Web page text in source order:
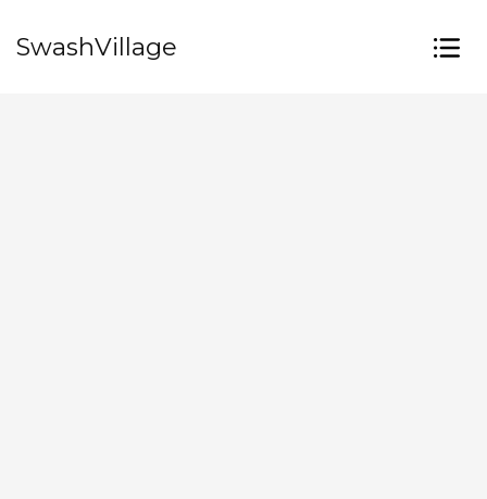
SwashVillage